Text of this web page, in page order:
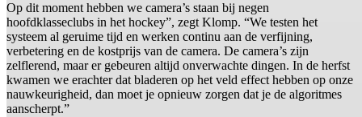
Op dit moment hebben we camera’s staan bij negen
hoofdklasseclubs in het hockey”, zegt Klomp. “We testen het
systeem al geruime tijd en werken continu aan de verfijning,
verbetering en de kostprijs van de camera. De camera’s zijn
zelflerend, maar er gebeuren altijd onverwachte dingen. In de herfst
kwamen we erachter dat bladeren op het veld effect hebben op onze
nauwkeurigheid, dan moet je opnieuw zorgen dat je de algoritmes
aanscherpt.”